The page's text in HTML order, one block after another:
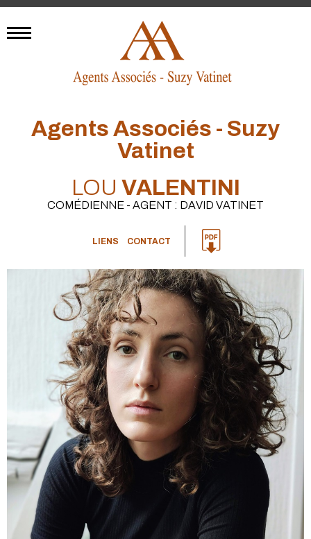
Agents Associés - Suzy
Vatinet
LOU VALENTINI
COMÉDIENNE - AGENT : DAVID VATINET
LIENS CONTACT